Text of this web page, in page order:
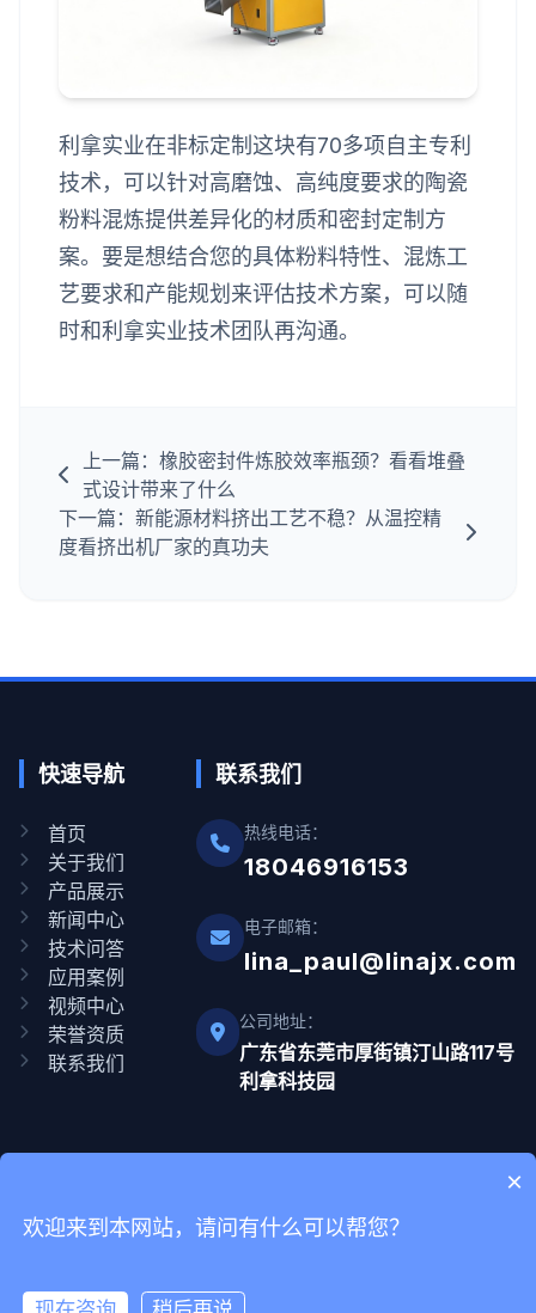
利拿实业在非标定制这块有70多项自主专利
技术，可以针对高磨蚀、高纯度要求的陶瓷
粉料混炼提供差异化的材质和密封定制方
案。要是想结合您的具体粉料特性、混炼工
艺要求和产能规划来评估技术方案，可以随
时和利拿实业技术团队再沟通。
上一篇：橡胶密封件炼胶效率瓶颈？看看堆叠
式设计带来了什么
下一篇：新能源材料挤出工艺不稳？从温控精
度看挤出机厂家的真功夫
快速导航
首页
关于我们
产品展示
新闻中心
技术问答
应用案例
视频中心
荣誉资质
联系我们
联系我们
热线电话：
18046916153
电子邮箱：
lina_paul@linajx.com
公司地址：
广东省东莞市厚街镇汀山路117号
利拿科技园
Copyright © 2012-2025 广东利拿实业有限公司 版权所有 网站备
案号粤ICP备08110834号-9
×
欢迎来到本网站，请问有什么可以帮您？